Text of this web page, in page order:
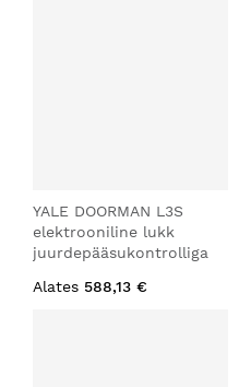
YALE DOORMAN L3S
elektrooniline lukk
juurdepääsukontrolliga
Alates 588,13 €